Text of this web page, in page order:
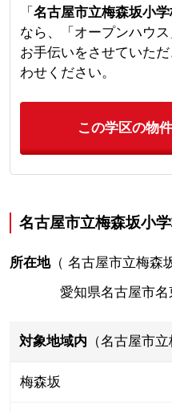
「 名古屋市立梅森坂小
なら、「オープンハウ
お手伝いをさせていた
わせください。
この学区の物
名古屋市立梅森坂小
所在地（ 名古屋市立梅森
愛知県名古屋市
対象地域内 （名古屋市
梅森坂